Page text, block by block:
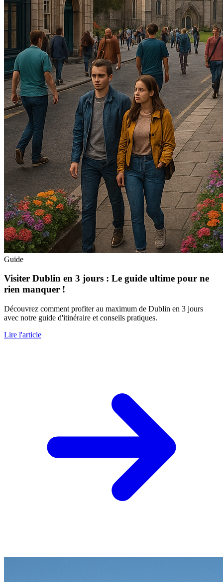
Guide
Visiter Dublin en 3 jours : Le guide ultime pour ne
rien manquer !
Découvrez comment profiter au maximum de Dublin en 3 jours
avec notre guide d'itinéraire et conseils pratiques.
Lire l'article